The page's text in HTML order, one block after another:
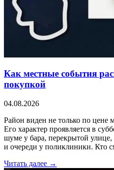
Как местные события
покупкой
04.08.2026
Район виден не только по цене
Его характер проявляется в
шуме у бара, перекрытой
и очереди у поликлиники. Кто
Читать далее →